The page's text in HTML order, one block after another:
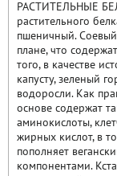
РАСТИТЕЛЬНЫЕ
растительного
пшеничный.
плане, что
того, в качестве
капусту, зеленый
водоросли. Как
основе содержат
аминокислоты,
жирных кислот, в
пополняет
компонентами.